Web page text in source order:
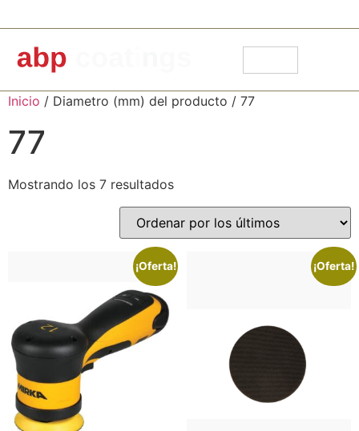
Inicio / Diametro (mm) del producto / 77
77
Mostrando los 7 resultados
¡Oferta! ¡Oferta!